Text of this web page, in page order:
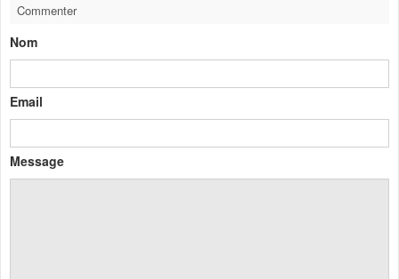
Commenter
Nom
Email
Message